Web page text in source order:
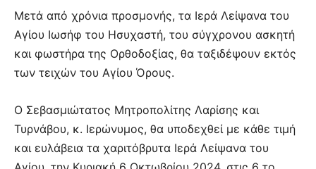
Μετά από χρόνια προσμονής, τα Ιερά Λείψανα του
Αγίου Ιωσήφ του Ησυχαστή, του σύγχρονου ασκητή
και φωστήρα της Ορθοδοξίας, θα ταξιδέψουν εκτός
των τειχών του Αγίου Όρους.
Ο Σεβασμιώτατος Μητροπολίτης Λαρίσης και
Τυρνάβου, κ. Ιερώνυμος, θα υποδεχθεί με κάθε τιμή
και ευλάβεια τα χαριτόβρυτα Ιερά Λείψανα του